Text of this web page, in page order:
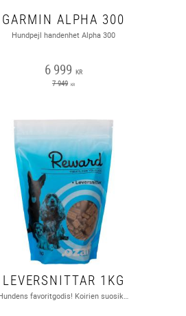
GARMIN ALPHA 300
Hundpejl handenhet Alpha 300
6 999 KR
7 949 KR
LEVERSNITTAR 1KG
Hundens favoritgodis! Koirien suosikkiherkku!